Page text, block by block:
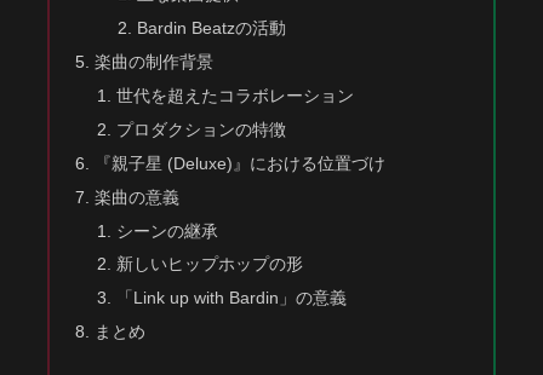
Bardin Beatzの活動
楽曲の制作背景
世代を超えたコラボレーション
プロダクションの特徴
『親子星 (Deluxe)』における位置づけ
楽曲の意義
シーンの継承
新しいヒップホップの形
「Link up with Bardin」の意義
まとめ